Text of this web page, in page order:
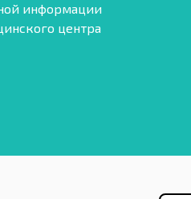
информации
центра